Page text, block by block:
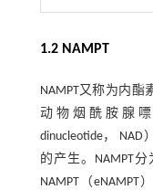
1.2 NAMPT
NAMPT又称为内
动物烟酰胺腺嘌
dinucleotide，
的产生。NAMPT
NAMPT（